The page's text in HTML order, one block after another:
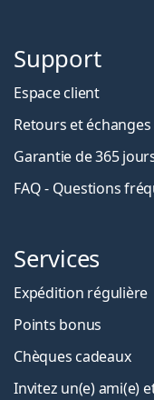
Support
Espace client
Retours et échanges
Garantie de 365
FAQ - Questions
Services
Expédition régulière
Points bonus
Chèques cadeaux
Invitez un(e) ami(e)